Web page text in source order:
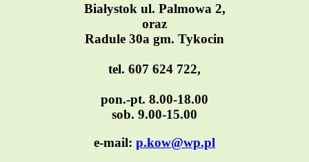
Białystok ul. Palmowa 2,
oraz
Radule 30a gm. Tykocin
tel. 607 624 722,
pon.-pt. 8.00-18.00
sob. 9.00-15.00
e-mail: p.kow@wp.pl